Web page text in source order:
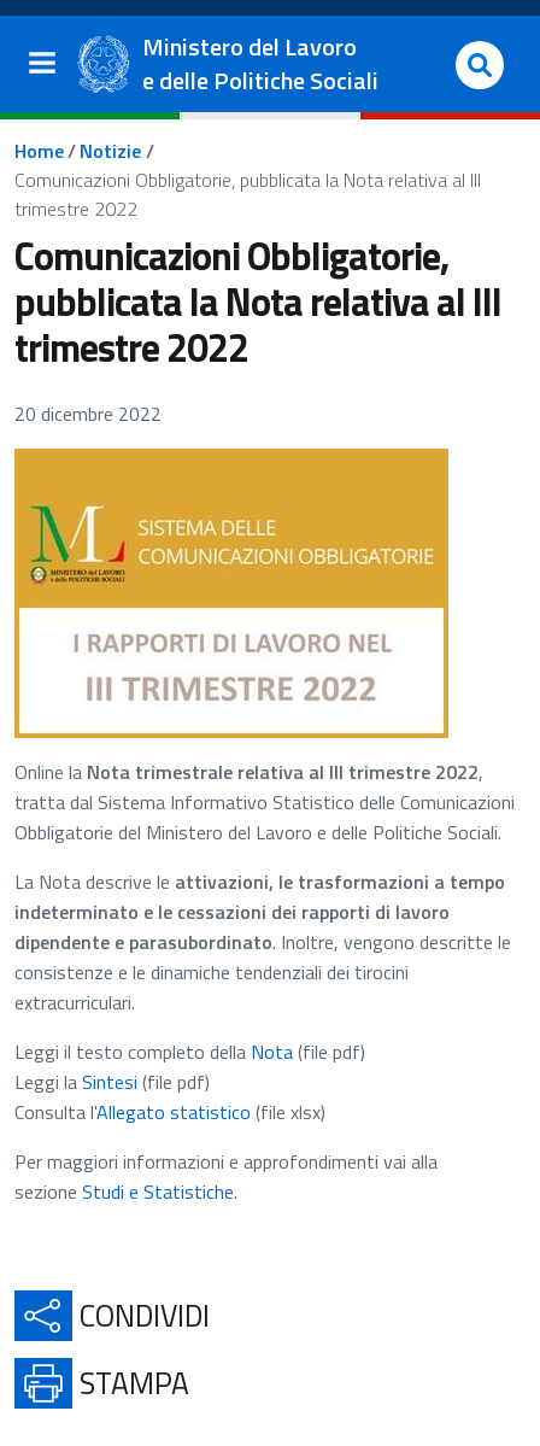
Salta al contenuto principale
Vai al footer
Ministero del Lavoro
e delle Politiche Sociali
Briciole di pane
Home/Notizie/
Comunicazioni Obbligatorie, pubblicata la Nota relativa al III
trimestre 2022
Comunicazioni Obbligatorie,
pubblicata la Nota relativa al III
trimestre 2022
20 dicembre 2022
Online la Nota trimestrale relativa al III trimestre 2022,
tratta dal Sistema Informativo Statistico delle Comunicazioni
Obbligatorie del Ministero del Lavoro e delle Politiche Sociali.
La Nota descrive le attivazioni, le trasformazioni a tempo
indeterminato e le cessazioni dei rapporti di lavoro
dipendente e parasubordinato. Inoltre, vengono descritte le
consistenze e le dinamiche tendenziali dei tirocini
extracurriculari.
Leggi il testo completo della Nota(file pdf)
Leggi laSintesi (file pdf)
Consulta l'Allegato statistico (file xlsx)
Per maggiori informazioni e approfondimenti vai alla
sezione Studi e Statistiche.
CONDIVIDI
STAMPA